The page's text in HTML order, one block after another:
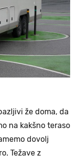
že doma, da
na kakšno teraso
dovolj
Težave z